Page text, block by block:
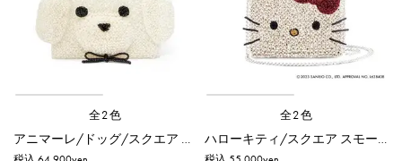
全2色 全2色